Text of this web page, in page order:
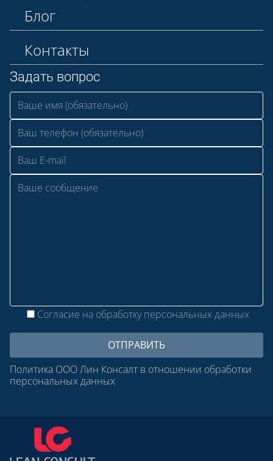
Блог
Контакты
Задать вопрос
Согласие на обработку персональных данных
Политика ООО Лин Консалт в отношении обработки
персональных данных